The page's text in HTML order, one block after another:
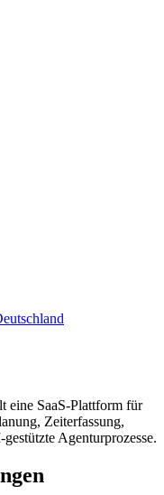
eine SaaS-Plattform für
Zeiterfassung,
Agenturprozesse.